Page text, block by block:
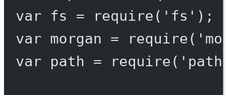
var fs = require( 'fs' );
var morgan = require(
var path = require(